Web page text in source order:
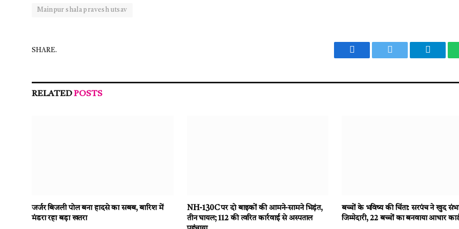
Mainpur shala pravesh utsav
SHARE.
FacebookTwitter
RELATEDPOSTS
जर्जर बिजली पोल बना हादसे का सबब, बारिश में
मंडरा रहा बड़ा खतरा
NH-130C पर दो बाइकों की आमने-सामने भिड़ंत,
तीन घायल; 112 की त्वरित कार्रवाई से अस्पताल
बच्चों के भविष्य की चिंता: सरपंच ने खुद
जिम्मेदारी, 22 बच्चों का बनवाया आधार